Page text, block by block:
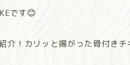
です😊
！カリッと揚がった骨付き